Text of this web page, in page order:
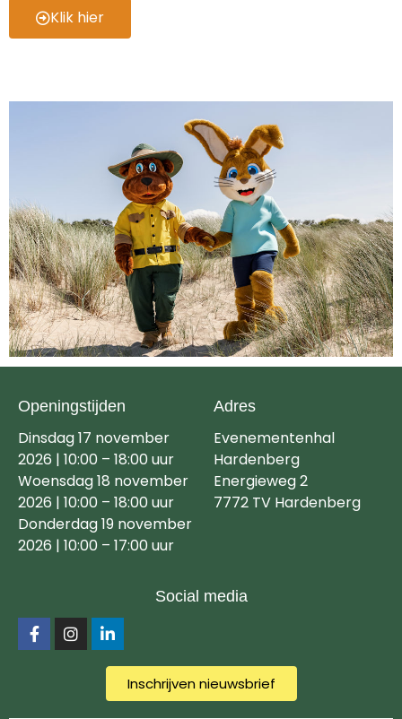
Klik hier
Openingstijden
Dinsdag 17 november
2026 | 10:00 – 18:00 uur
Woensdag 18 november
2026 | 10:00 – 18:00 uur
Donderdag 19 november
2026 | 10:00 – 17:00 uur
Adres
Evenementenhal
Hardenberg
Energieweg 2
7772 TV Hardenberg
Social media
Inschrijven nieuwsbrief